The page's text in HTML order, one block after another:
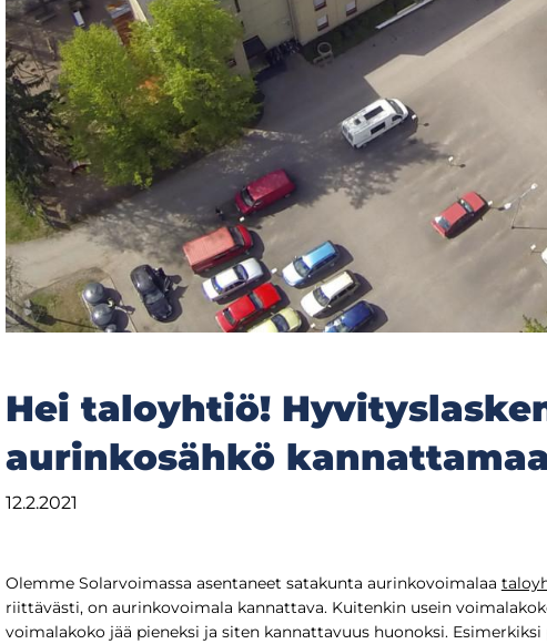
Hei taloyhtiö!
aurinkosähkö
Olemme Solarvoimassa asentaneet satakunta aurinkovoimalaa
riittävästi, on aurinkovoimala kannattava. Kuitenkin usein
voimalakoko jää pieneksi ja siten kannattavuus huonoksi.